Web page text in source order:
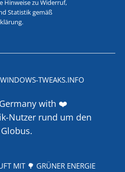
Hinweise zu Widerruf,
Statistik gemäß
.
WINDOWS-TWEAKS.INFO
with ❤️
Nutzer rund um den
Globus.
MIT 🌳 GRÜNER ENERGIE